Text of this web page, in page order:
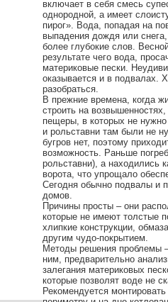
включает в себя смесь
однородной, а имеет
пирог». Вода, попадая на
выпадения дождя или
более глубокие слов.
результате чего вода,
материковые пески.
оказывается и в подвалах.
разобраться.
В прежние времена, когда
строить на
пещеры, в которых не нужно
и рольставни там были не
бугров нет, поэтому
возможность. Раньше
рольставни), а находились
ворота, что упрощало
Сегодня обычно подвалы и
домов.
Причины просты – они
которые не имеют толстые
хлипкие конструкции,
другим чудо-покрытием.
Методы решения проблемы
ним, предварительно
залегания материковых
которые позволят воде не
Рекомендуется